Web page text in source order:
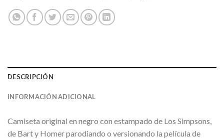
DESCRIPCIÓN
INFORMACIÓN ADICIONAL
Camiseta original en negro con estampado de Los Simpsons,
de Bart y Homer parodiando o versionando la película de